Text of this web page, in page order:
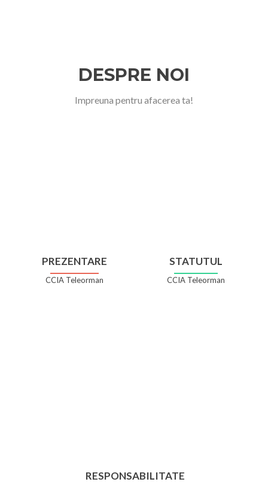
DESPRE NOI
Impreuna pentru afacerea ta!
PREZENTARE
CCIA Teleorman
STATUTUL
CCIA Teleorman
RESPONSABILITATE